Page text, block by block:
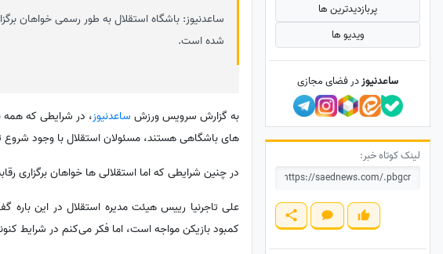
ساعدنیوز: باشگاه استقلال به طور رسمی خواهان
شده است.
به گزارش سرویس ورزش ساعدنیوز، در شرایطی که
های باشگاهی هستند، مسئولان استقلال با وجود شروع
در چنین شرایطی که اما استقلالی ها خواهان برگزاری
کمبود بازیکن مواجه است، اما فکر می‌کنم در شرایط
پربازدید‌ترین ها
ویدیو ها
ساعدنیوزدر فضای مجازی
لینک کوتاه خبر: